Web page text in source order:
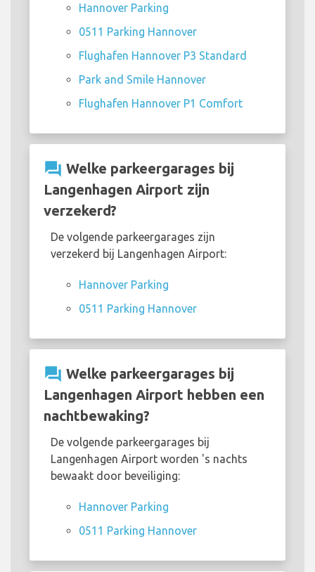
Hannover Parking
0511 Parking Hannover
Flughafen Hannover P3 Standard
Park and Smile Hannover
Flughafen Hannover P1 Comfort
question_answer Welke parkeergarages bij
Langenhagen Airport zijn
verzekerd?
De volgende parkeergarages zijn
verzekerd bij Langenhagen Airport:
Hannover Parking
0511 Parking Hannover
question_answer Welke parkeergarages bij
Langenhagen Airport hebben een
nachtbewaking?
De volgende parkeergarages bij
Langenhagen Airport worden 's nachts
bewaakt door beveiliging:
Hannover Parking
0511 Parking Hannover